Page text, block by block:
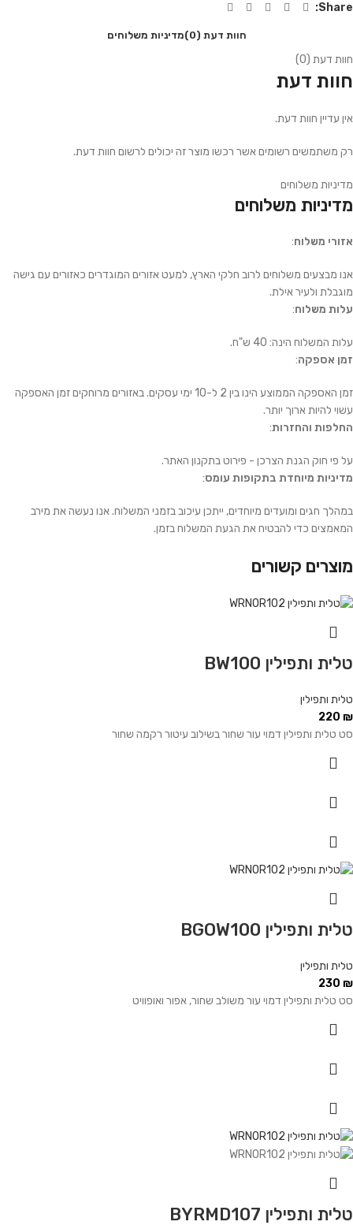
Share:
חוות דעת (0) מדיניות משלוחים
חוות דעת (0)
חוות דעת
אין עדיין חוות דעת.
רק משתמשים רשומים אשר רכשו מוצר זה יכולים לרשום חוות דעת.
מדיניות משלוחים
מדיניות משלוחים
אזורי משלוח:
אנו מבצעים משלוחים לרוב חלקי הארץ, למעט אזורים המוגדרים כאזורים עם גישה
מוגבלת ולעיר אילת.
עלות משלוח:
עלות המשלוח הינה: 40 ש"ח.
זמן אספקה:
זמן האספקה הממוצע הינו בין 2 ל-10 ימי עסקים. באזורים מרוחקים זמן האספקה
עשוי להיות ארוך יותר.
החלפות והחזרות:
על פי חוק הגנת הצרכן - פירוט בתקנון האתר.
מדיניות מיוחדת בתקופות עומס:
במהלך חגים ומועדים מיוחדים, ייתכן עיכוב בזמני המשלוח. אנו נעשה את מירב
המאמצים כדי להבטיח את הגעת המשלוח בזמן.
מוצרים קשורים
טלית ותפילין BW100
טלית ותפילין
220 ₪
סט טלית ותפילין דמוי עור שחור בשילוב עיטור רקמה שחור
טלית ותפילין BGOW100
טלית ותפילין
230 ₪
סט טלית ותפילין דמוי עור משולב שחור, אפור ואופוויט
טלית ותפילין BYRMD107